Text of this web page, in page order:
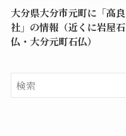
大分県大分市元町に「高良
社」の情報（近くに岩屋石
仏・大分元町石仏）